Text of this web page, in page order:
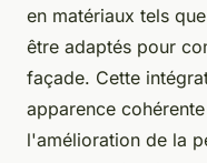
en matériaux tels
être adaptés pour
façade. Cette
apparence
l'amélioration de la